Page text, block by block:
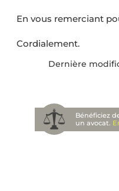
En vous remerciant
Cordialement.
Dernière
Bénéficiez
un avocat.